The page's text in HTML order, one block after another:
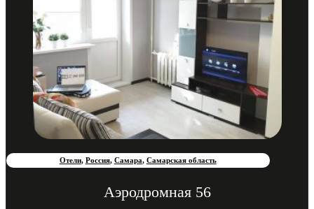
Отели, Россия, Самара, Самарская область
Аэродромная 56